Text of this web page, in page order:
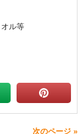
ル等
次のページ »